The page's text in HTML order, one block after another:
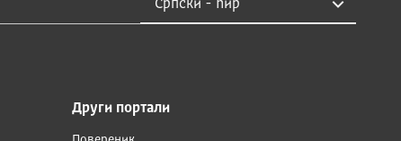
Други портали